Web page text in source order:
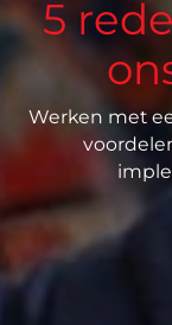
5
Werken met